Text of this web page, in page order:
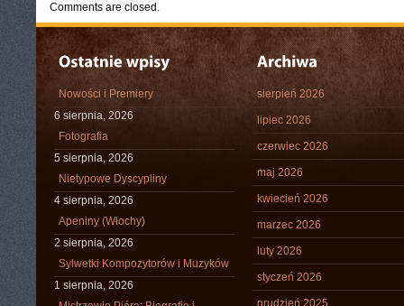
Comments are closed.
Nowości i Premiery
6 sierpnia, 2026
Fotografia
5 sierpnia, 2026
Nietypowe Dyscypliny
4 sierpnia, 2026
Apeniny (Włochy)
2 sierpnia, 2026
Sylwetki Kompozytorów i Muzyków
1 sierpnia, 2026
sierpień 2026
lipiec 2026
czerwiec 2026
maj 2026
kwiecień 2026
marzec 2026
luty 2026
styczeń 2026
grudzień 2025